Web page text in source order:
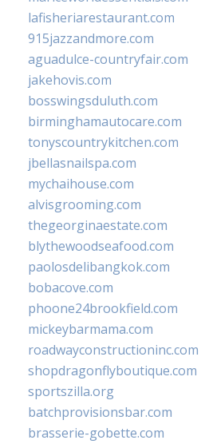
lafisheriarestaurant.com
915jazzandmore.com
aguadulce-countryfair.com
jakehovis.com
bosswingsduluth.com
birminghamautocare.com
tonyscountrykitchen.com
jbellasnailspa.com
mychaihouse.com
alvisgrooming.com
thegeorginaestate.com
blythewoodseafood.com
paolosdelibangkok.com
bobacove.com
phoone24brookfield.com
mickeybarmama.com
roadwayconstructioninc.com
shopdragonflyboutique.com
sportszilla.org
batchprovisionsbar.com
brasserie-gobette.com